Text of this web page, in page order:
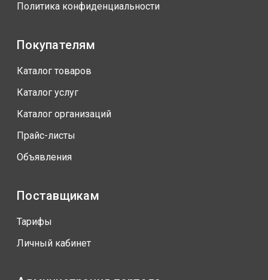
Политика конфиденциальности
Покупателям
Каталог товаров
Каталог услуг
Каталог организаций
Прайс-листы
Объявления
Поставщикам
Тарифы
Личный кабинет